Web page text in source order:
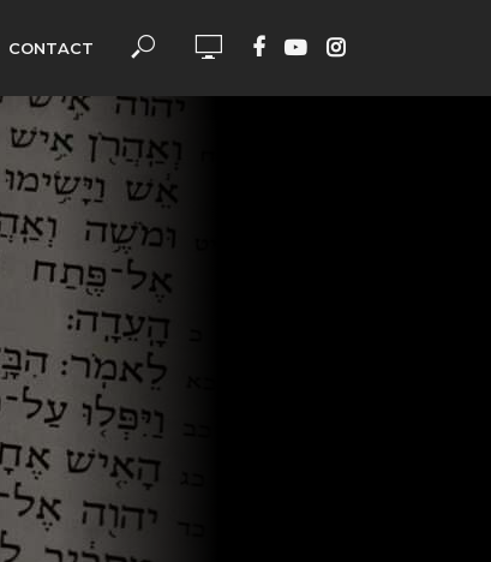
CONTACT